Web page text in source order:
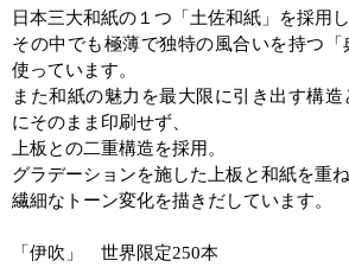
日本三大和紙の１つ「土佐和紙」を採用し
その中でも極薄で独特の風合いを持つ「
使っています。
また和紙の魅力を最大限に引き出す構
にそのまま印刷せず、
上板との二重構造を採用。
グラデーションを施した上板と和紙を重ね
繊細なトーン変化を描きだしています。
「伊吹」 世界限定250本